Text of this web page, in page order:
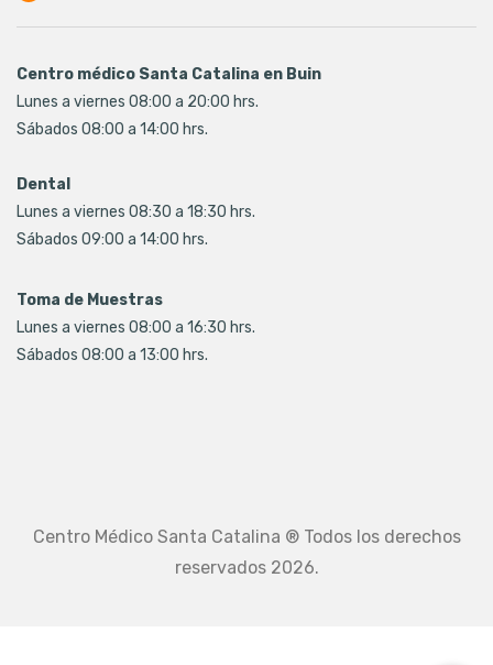
Centro médico Santa Catalina en Buin
Lunes a viernes 08:00 a 20:00 hrs.
Sábados 08:00 a 14:00 hrs.
Dental
Lunes a viernes 08:30 a 18:30 hrs.
Sábados 09:00 a 14:00 hrs.
Toma de Muestras
Lunes a viernes 08:00 a 16:30 hrs.
Sábados 08:00 a 13:00 hrs.
Centro Médico Santa Catalina ® Todos los derechos
reservados 2026.